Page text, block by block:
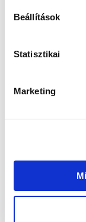
Beállítások
Statisztikai
Marketing